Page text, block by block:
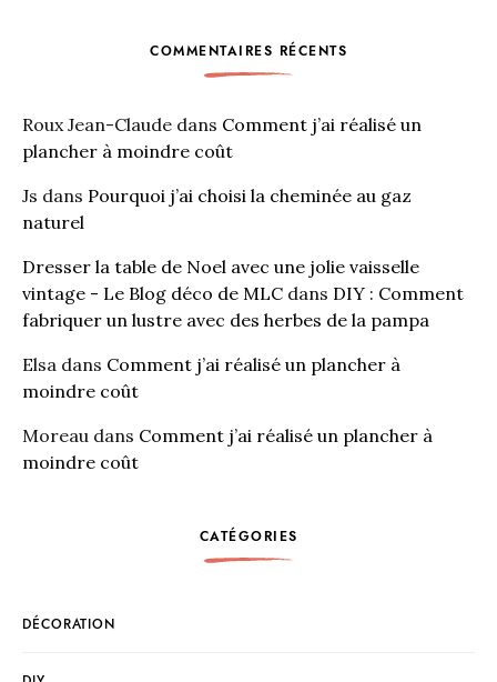
COMMENTAIRES RÉCENTS
Roux Jean-Claude dans Comment j’ai réalisé un
plancher à moindre coût
Js dans Pourquoi j’ai choisi la cheminée au gaz
naturel
Dresser la table de Noel avec une jolie vaisselle
vintage - Le Blog déco de MLC dans DIY : Comment
fabriquer un lustre avec des herbes de la pampa
Elsa dans Comment j’ai réalisé un plancher à
moindre coût
Moreau dans Comment j’ai réalisé un plancher à
moindre coût
CATÉGORIES
DÉCORATION